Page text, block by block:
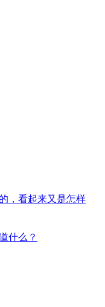
，看起来又是怎样
什么？